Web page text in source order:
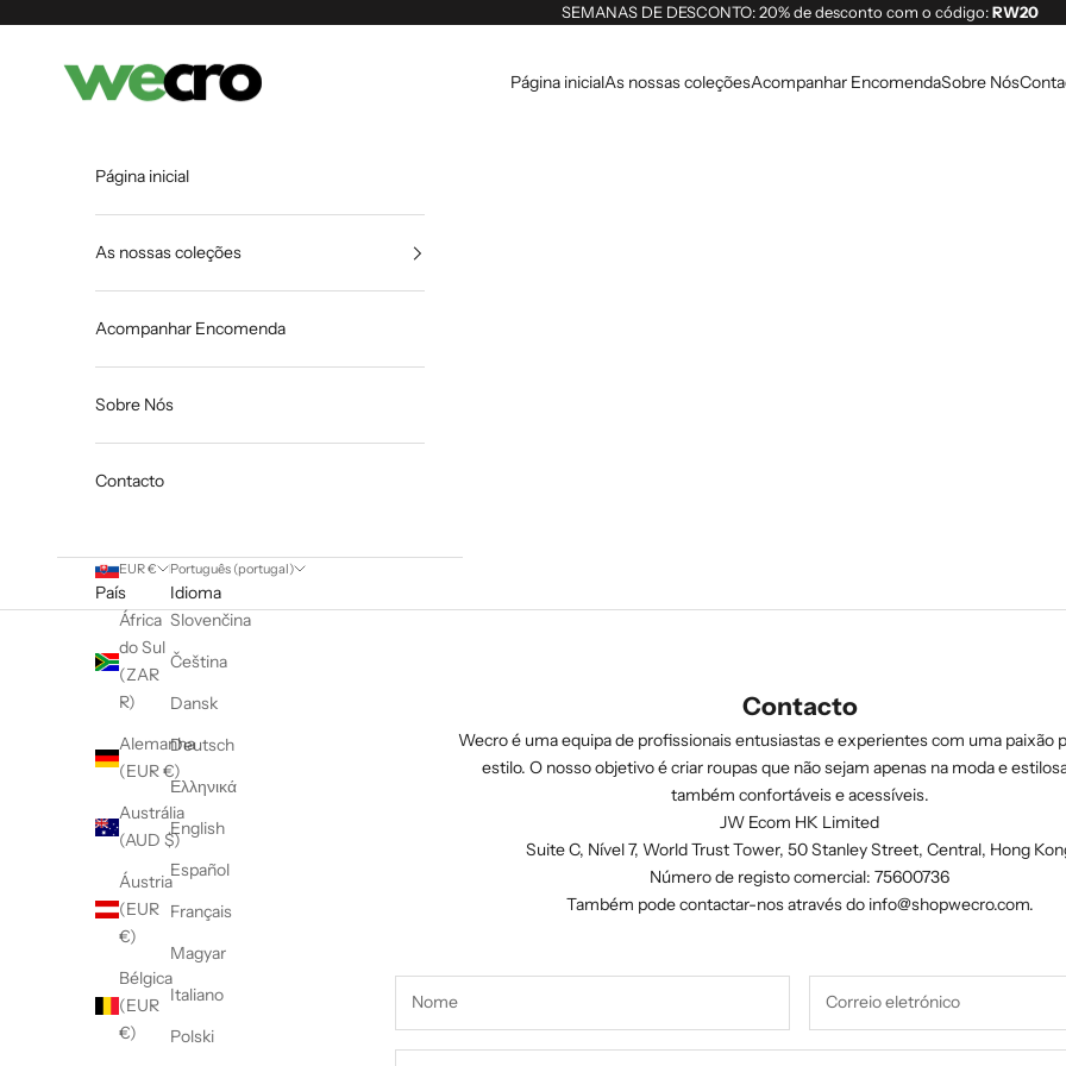
SEMANAS DE DESCONTO: 20% de desconto com o código:RW20
Shopwecro
Página inicialAs nossas coleçõesAcompanhar EncomendaSobre Nós
Página inicial
As nossas coleções
Acompanhar Encomenda
Sobre Nós
Contacto
EUR €
País
África
do Sul
(ZAR
R)
Alemanha
(EUR €)
Austrália
(AUD $)
Áustria
(EUR
€)
Bélgica
(EUR
€)
Português (portugal)
Idioma
Slovenčina
Čeština
Dansk
Deutsch
Ελληνικά
English
Español
Français
Magyar
Italiano
Polski
Contacto
Wecro é uma equipa de profissionais entusiastas e experientes com uma paixão
estilo. O nosso objetivo é criar roupas que não sejam apenas na moda e
também confortáveis e acessíveis.
JW Ecom HK Limited
Suite C, Nível 7, World Trust Tower, 50 Stanley Street, Central, Hong
Número de registo comercial: 75600736
Também pode contactar-nos através do info@shopwecro.com.